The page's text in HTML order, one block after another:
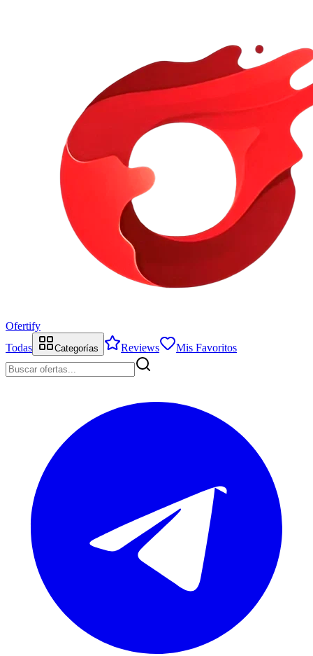
Ofertify
Todas
Categorías Reviews Mis Favoritos